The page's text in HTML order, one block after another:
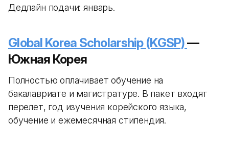
Дедлайн подачи: январь.
Global Korea Scholarship (KGSP)—
Южная Корея
Полностью оплачивает обучение на
бакалавриате и магистратуре. В пакет входят
перелет, год изучения корейского языка,
обучение и ежемесячная стипендия.